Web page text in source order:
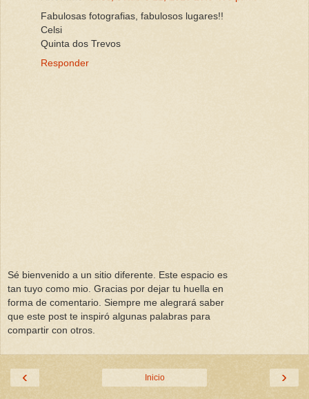
Fabulosas fotografias, fabulosos lugares!!
Celsi
Quinta dos Trevos
Responder
Sé bienvenido a un sitio diferente. Este espacio es
tan tuyo como mio. Gracias por dejar tu huella en
forma de comentario. Siempre me alegrará saber
que este post te inspiró algunas palabras para
compartir con otros.
‹ ›
Inicio